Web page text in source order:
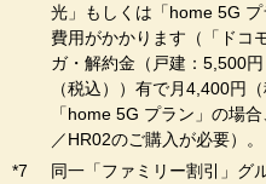
光」もしくは「home 5G
費用がかかります（「ドコ
ガ・解約金（戸建：5,500
（税込））有で月4,400円
「home 5G プラン」の場
／HR02のご購入が必要）。
同一「ファミリー割引」グ